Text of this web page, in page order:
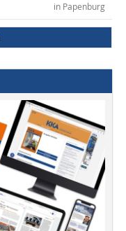
in Papenburg